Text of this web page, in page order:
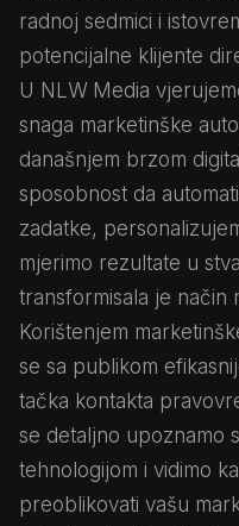
radnoj sedmici i
potencijalne klijente
U NLW Media
snaga marketinške
današnjem brzom
sposobnost da
zadatke,
mjerimo rezultate u
transformisala je način
Korištenjem
se sa publikom
tačka kontakta
se detaljno upoznamo
tehnologijom i vidimo
preoblikovati vašu